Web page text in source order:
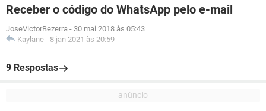
Receber o código do WhatsApp pelo e-mail
JoseVictorBezerra - 30 mai 2018 às 05:43
Kaylane - 8 jan 2021 às 20:59
9 Respostas